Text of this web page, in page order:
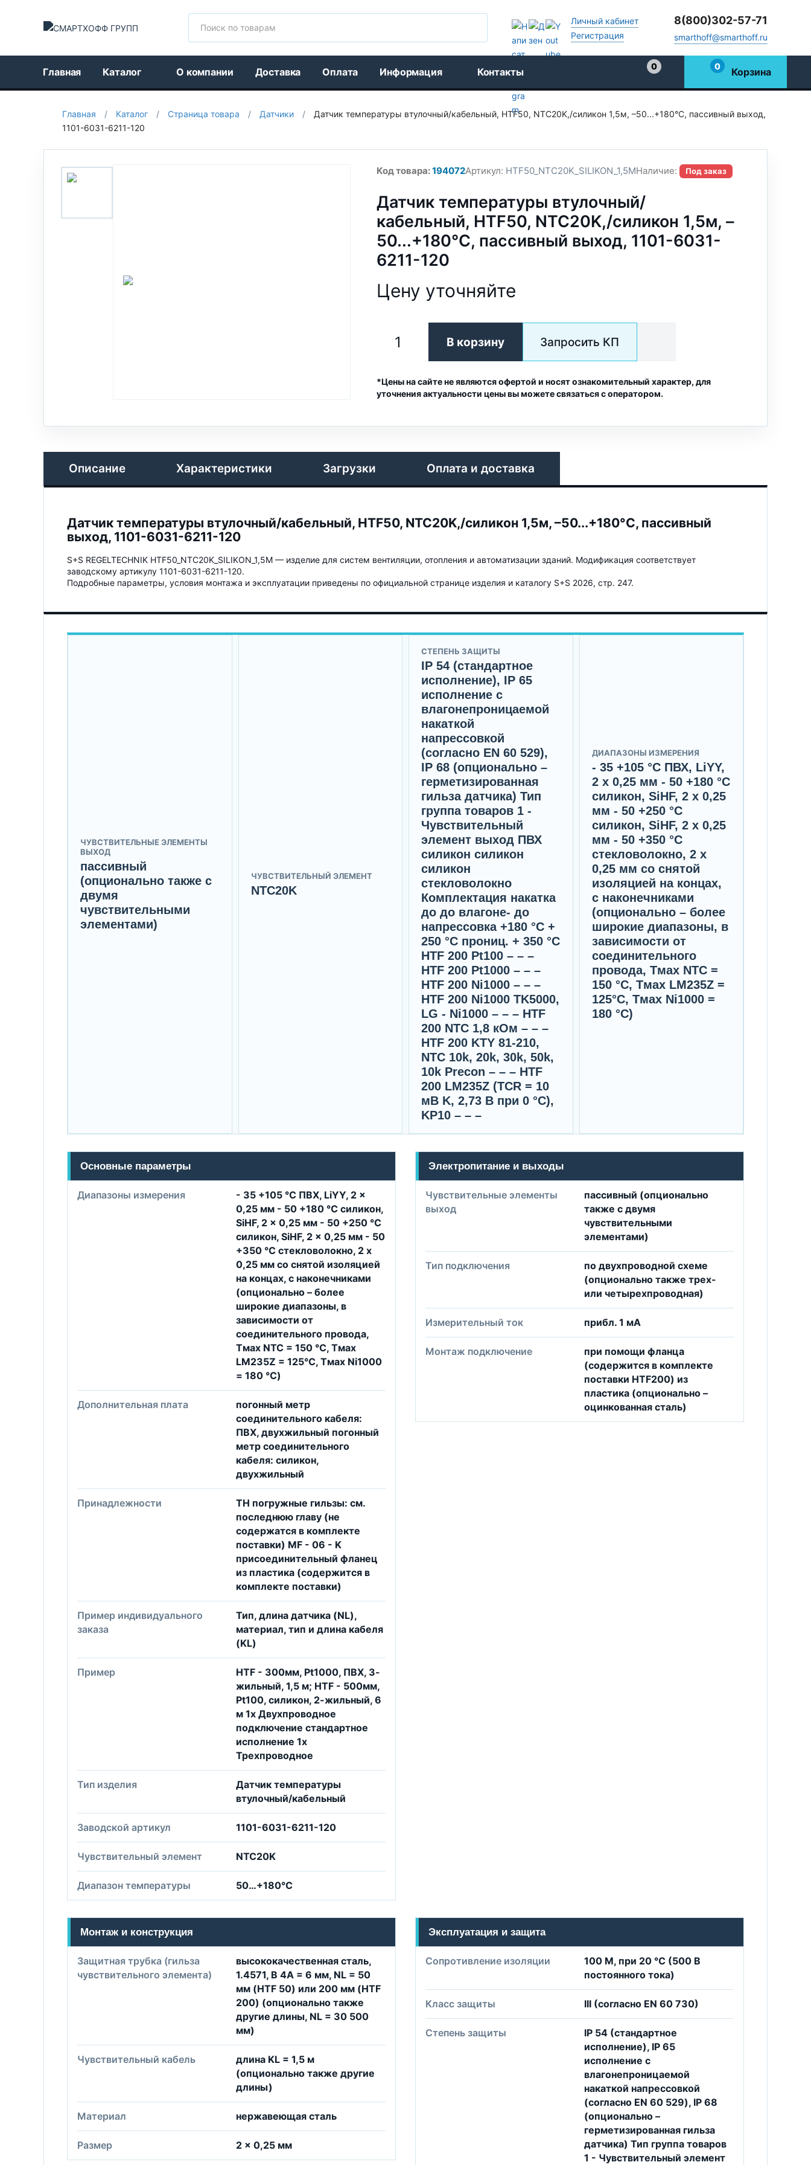
Личный кабинет
Регистрация
8(800)302-57-71
smarthoff@smarthoff.ru
Главная Каталог О компании Доставка Оплата Информация Контакты
0
0 Корзина
Главная / Каталог / Страница товара / Датчики /
Датчик температуры втулочный/кабельный, HTF50, NTC20K,/силикон 1,5м, –50...+180°C, пассивный выход,
1101-6031-6211-120
Код товара:194072Артикул: HTF50_NTC20K_SILIKON_1,5MНаличие: Под заказ
Датчик температуры втулочный/
кабельный, HTF50, NTC20K,/силикон 1,5м, –
50...+180°C, пассивный выход, 1101-6031-
6211-120
Цену уточняйте
В корзину Запросить КП
*Цены на сайте не являются офертой и носят ознакомительный характер, для
уточнения актуальности цены вы можете связаться с оператором.
Описание Характеристики Загрузки Оплата и доставка
Датчик температуры втулочный/кабельный, HTF50, NTC20K,/силикон 1,5м, –50...+180°C, пассивный
выход, 1101-6031-6211-120
S+S REGELTECHNIK HTF50_NTC20K_SILIKON_1,5M — изделие для систем вентиляции, отопления и автоматизации зданий. Модификация соответствует
заводскому артикулу 1101-6031-6211-120.
Подробные параметры, условия монтажа и эксплуатации приведены по официальной странице изделия и каталогу S+S 2026, стр. 247.
ЧУВСТВИТЕЛЬНЫЕ ЭЛЕМЕНТЫ
ВЫХОД
пассивный
(опционально также с
двумя
чувствительными
элементами)
ЧУВСТВИТЕЛЬНЫЙ ЭЛЕМЕНТ
NTC20K
СТЕПЕНЬ ЗАЩИТЫ
IP 54 (стандартное
исполнение), IP 65
исполнение с
влагонепроницаемой
накаткой
напрессовкой
(согласно EN 60 529),
IP 68 (опционально –
герметизированная
гильза датчика) Тип
группа товаров 1 -
Чувствительный
элемент выход ПВХ
силикон силикон
силикон
стекловолокно
Комплектация накатка
до до влагоне- до
напрессовка +180 °C +
250 °C прониц. + 350 °C
HTF 200 Pt100 – – –
HTF 200 Pt1000 – – –
HTF 200 Ni1000 – – –
HTF 200 Ni1000 TK5000,
LG - Ni1000 – – – HTF
200 NTC 1,8 кОм – – –
HTF 200 KTY 81-210,
NTC 10k, 20k, 30k, 50k,
10k Precon – – – HTF
200 LМ235Z (TCR = 10
мВ K, 2,73 В при 0 °C),
KP10 – – –
ДИАПАЗОНЫ ИЗМЕРЕНИЯ
- 35 +105 °C ПВХ, LiYY,
2 x 0,25 мм - 50 +180 °C
силикон, SiHF, 2 x 0,25
мм - 50 +250 °C
силикон, SiHF, 2 x 0,25
мм - 50 +350 °C
стекловолокно, 2 x
0,25 мм со снятой
изоляцией на концах,
с наконечниками
(опционально – более
широкие диапазоны, в
зависимости от
соединительного
провода, Tмax NTC =
150 °C, Tмax LМ235Z =
125°C, Tмax Ni1000 =
180 °C)
Основные параметры
Диапазоны измерения
- 35 +105 °C ПВХ, LiYY, 2 x
0,25 мм - 50 +180 °C силикон,
SiHF, 2 x 0,25 мм - 50 +250 °C
силикон, SiHF, 2 x 0,25 мм - 50
+350 °C стекловолокно, 2 x
0,25 мм со снятой изоляцией
на концах, с наконечниками
(опционально – более
широкие диапазоны, в
зависимости от
соединительного провода,
Tмax NTC = 150 °C, Tмax
LМ235Z = 125°C, Tмax Ni1000
= 180 °C)
Дополнительная плата
погонный метр
соединительного кабеля:
ПВХ, двухжильный погонный
метр соединительного
кабеля: силикон,
двухжильный
Принадлежности
TH погружные гильзы: см.
последнюю главу (не
содержатся в комплекте
поставки) МF - 06 - K
присоединительный фланец
из пластика (содержится в
комплекте поставки)
Пример индивидуального
заказа
Тип, длина датчика (NL),
материал, тип и длина кабеля
(KL)
Пример
HTF - 300мм, Pt1000, ПВХ, 3-
жильный, 1,5 м; HTF - 500мм,
Pt100, силикон, 2-жильный, 6
м 1x Двухпроводное
подключение стандартное
исполнение 1x
Трехпроводное
Тип изделия
Датчик температуры
втулочный/кабельный
Заводской артикул 1101-6031-6211-120
Чувствительный элемент NTC20K
Диапазон температуры 50…+180°C
Электропитание и выходы
Чувствительные элементы
выход
пассивный (опционально
также с двумя
чувствительными
элементами)
Тип подключения
по двухпроводной схеме
(опционально также трех-
или четырехпроводная)
Измерительный ток прибл. 1 мA
Монтаж подключение
при помощи фланца
(содержится в комплекте
поставки HTF200) из
пластика (опционально –
оцинкованная сталь)
Монтаж и конструкция
Защитная трубка (гильза
чувствительного элемента)
высококачественная сталь,
1.4571, В 4A = 6 мм, NL = 50
мм (HTF 50) или 200 мм (HTF
200) (опционально также
другие длины, NL = 30 500
мм)
Чувствительный кабель
длина KL = 1,5 м
(опционально также другие
длины)
Материал нержавеющая сталь
Размер 2 × 0,25 мм
Эксплуатация и защита
Сопротивление изоляции
100 М, при 20 °C (500 В
постоянного тока)
Класс защиты III (согласно EN 60 730)
Степень защиты
IP 54 (стандартное
исполнение), IP 65
исполнение с
влагонепроницаемой
накаткой напрессовкой
(согласно EN 60 529), IP 68
(опционально –
герметизированная гильза
датчика) Тип группа товаров
1 - Чувствительный элемент